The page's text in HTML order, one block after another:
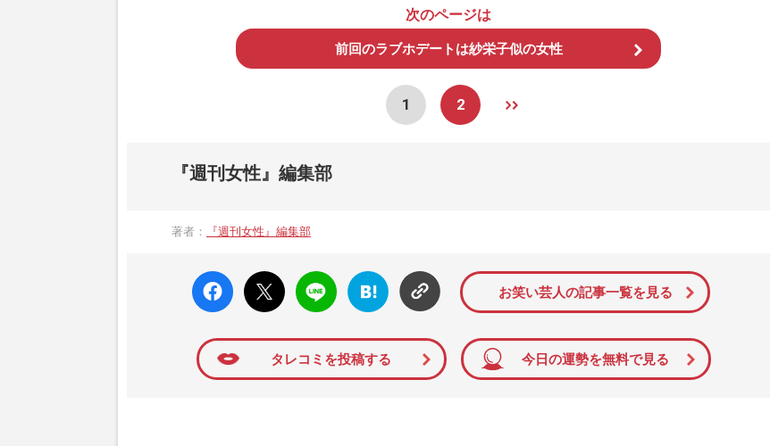
次のページは
前回のラブホデートは紗栄子似の女性
1 2
『週刊女性』編集部
著者： 『週刊女性』編集部
faceboo
k いい
ね
X ポス
ト
LINE
はてな
ブック
マーク
お笑い芸人の記事一覧を見る
タレコミを投稿する 今日の運勢を無料で見る